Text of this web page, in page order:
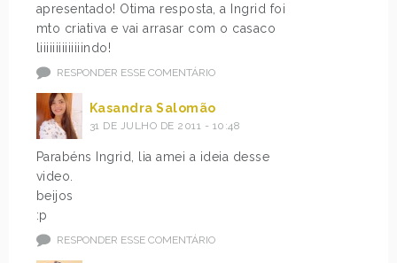
apresentado! Otima resposta, a Ingrid foi
mto criativa e vai arrasar com o casaco
liiiiiiiiiiiiiindo!
RESPONDER ESSE COMENTÁRIO
Kasandra Salomão
31 DE JULHO DE 2011 - 10:48
Parabéns Ingrid, lia amei a ideia desse
video.
beijos
:p
RESPONDER ESSE COMENTÁRIO